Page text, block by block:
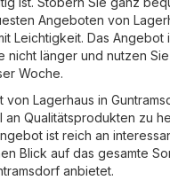
Angeboten von
Leichtigkeit. Das Angebot
nicht länger und nutzen
Woche.
von Lagerhaus in
an Qualitätsprodukten zu
ist reich an
Blick auf das gesamte
anbietet.